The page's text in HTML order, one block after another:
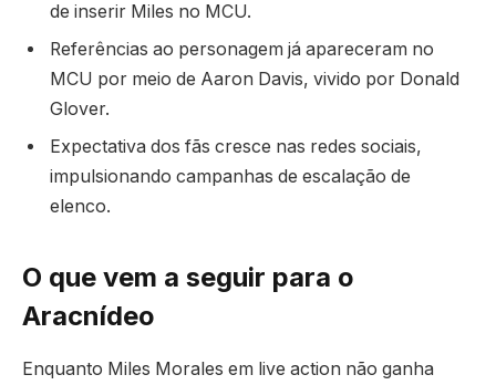
de inserir Miles no MCU.
Referências ao personagem já apareceram no
MCU por meio de Aaron Davis, vivido por Donald
Glover.
Expectativa dos fãs cresce nas redes sociais,
impulsionando campanhas de escalação de
elenco.
O que vem a seguir para o
Aracnídeo
Enquanto Miles Morales em live action não ganha